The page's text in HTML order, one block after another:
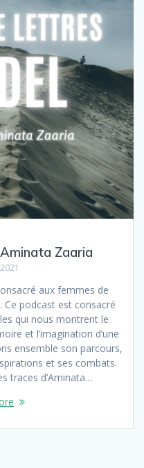
Zaaria
aux femmes de
Ce podcast est consacré
qui nous montrent le
et l’imagination d’une
ensemble son parcours,
et ses combats.
traces d’Aminata…